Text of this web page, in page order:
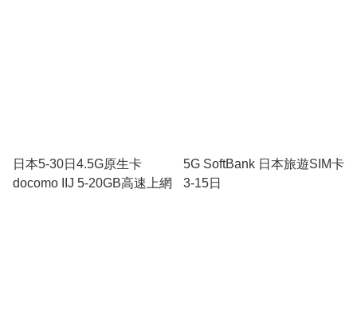
日本5-30日4.5G原生卡
docomo IIJ 5-20GB高速上網
5G SoftBank 日本旅遊SIM卡
3-15日